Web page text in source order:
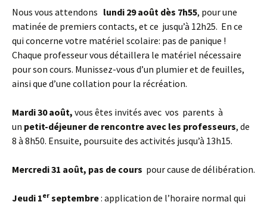
Nous vous attendons lundi 29 août dès 7h55, pour une
matinée de premiers contacts, et ce jusqu’à 12h25. En ce
qui concerne votre matériel scolaire: pas de panique !
Chaque professeur vous détaillera le matériel nécessaire
pour son cours. Munissez-vous d’un plumier et de feuilles,
ainsi que d’une collation pour la récréation.
Mardi 30 août, vous êtes invités avec vos parents à
un petit-déjeuner de rencontre avec les professeurs, de
8 à 8h50. Ensuite, poursuite des activités jusqu’à 13h15.
Mercredi 31 août, pas de cours pour cause de délibération.
Jeudi 1er septembre: application de l’horaire normal qui